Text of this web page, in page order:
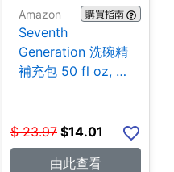
Amazon 購買指南
Seventh
Generation 洗碗精
補充包 50 fl oz, 3
$ 23.97 $14.01
由此查看